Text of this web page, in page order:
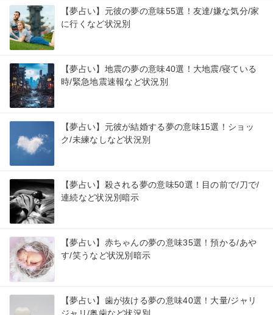
【夢占い】元彼の夢の意味55選！友達/嫌な気分/家
に行くなど状況別
【夢占い】地震の夢の意味40選！大地震/寝ている
時/緊急地震速報など状況別
【夢占い】元彼が結婚する夢の意味15選！ショッ
ク/未練なしなど状況別
【夢占い】殺される夢の意味50選！目の前で/刀で/
連続など状況別暗示
【夢占い】赤ちゃんの夢の意味35選！預かる/あや
す/笑うなど状況別暗示
【夢占い】歯が抜ける夢の意味40選！大量/ジャリ